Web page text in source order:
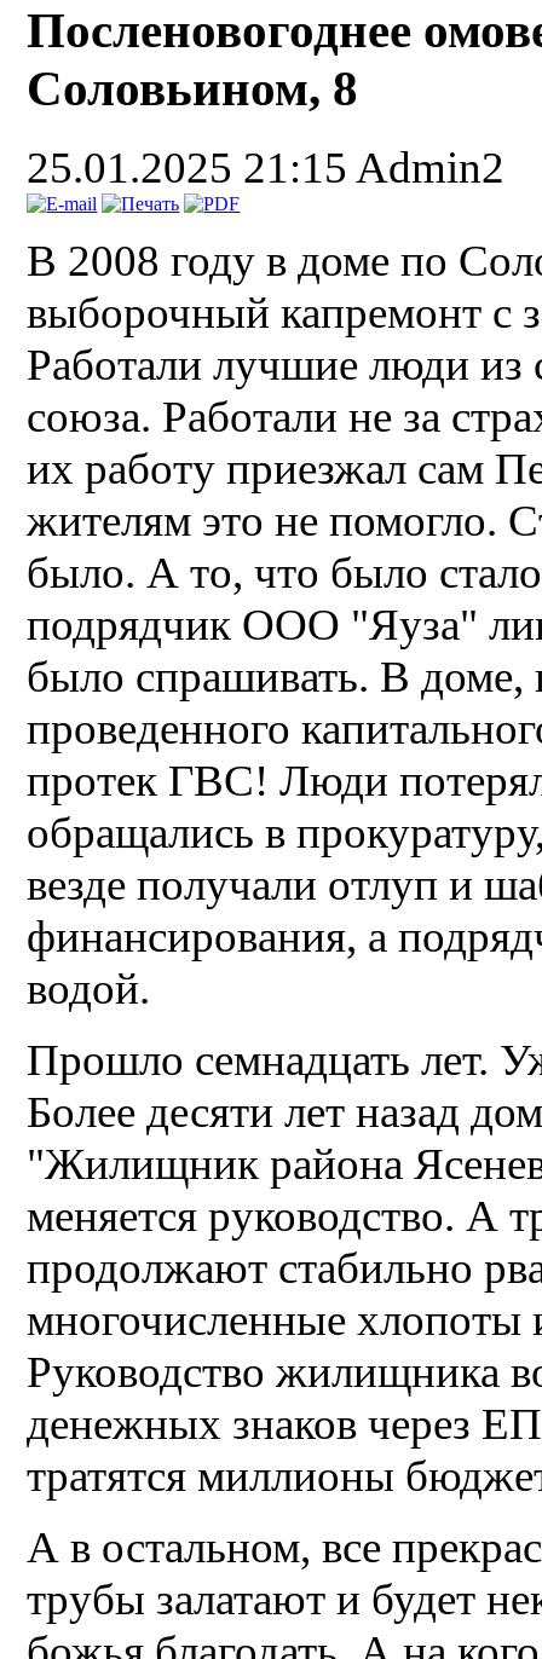
Посленовогоднее
Соловьином, 8
25.01.2025 21:15 Admin2
В 2008 году в доме по
выборочный капремонт с
Работали лучшие люди из
союза. Работали не за
их работу приезжал сам
жителям это не помогло.
было. А то, что было
подрядчик ООО "Яуза"
было спрашивать. В доме,
проведенного
протек ГВС! Люди
обращались в
везде получали отлуп и
финансирования, а
водой.
Прошло семнадцать лет.
Более десяти лет назад
"Жилищник района
меняется руководство. А
продолжают стабильно
многочисленные хлопоты
Руководство жилищника
денежных знаков через
тратятся миллионы
А в остальном, все
трубы залатают и будет